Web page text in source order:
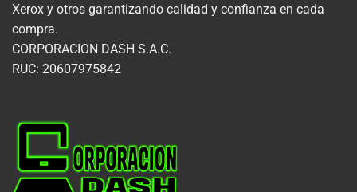
Xerox y otros garantizando calidad y confianza en cada
compra.
CORPORACION DASH S.A.C.
RUC: 20607975842